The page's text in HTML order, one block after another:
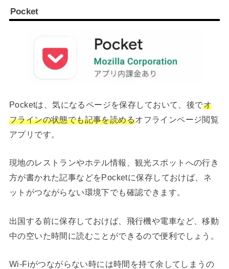
Pocket
Pocketは、気になるページを保存しておいて、後でオ
フラインの状態でも記事を読めるオフラインページ閲覧
アプリです。
現地のレストランやホテル情報、観光スポットへの行き
方が書かれた記事などをPocketに保存しておけば、ネ
ットがつながらない環境下でも確認できます。
出国する前に保存しておけば、飛行機や電車など、移動
中の空いた時間に読むことができるので便利でしょう。
Wi-Fiがつながらない時には時間を持て余してしまうの